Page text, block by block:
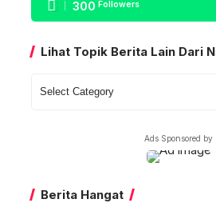
300 Followers
Lihat Topik Berita Lain Dari
Ads Sponsored by
Berita Hangat